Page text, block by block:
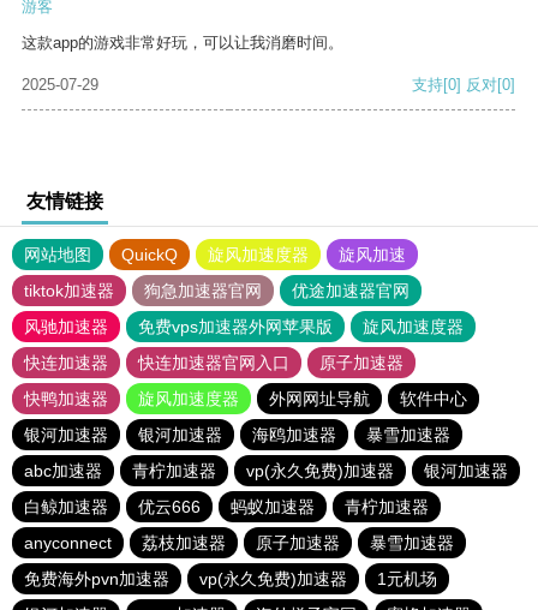
游客
这款app的游戏非常好玩，可以让我消磨时间。
2025-07-29 支持[0] 反对[0]
友情链接
网站地图 QuickQ 旋风加速度器
旋风加速
tiktok加速器
狗急加速器官网
优途加速器官网
风驰加速器
免费vps加速器外网苹果版
旋风加速度器
快连加速器
快连加速器官网入口
原子加速器
快鸭加速器
旋风加速度器 外网网址导航
软件中心
银河加速器
银河加速器 海鸥加速器
暴雪加速器
abc加速器
青柠加速器 vp(永久免费)加速器
银河加速器
白鲸加速器
优云666 蚂蚁加速器
青柠加速器
anyconnect
荔枝加速器 原子加速器
暴雪加速器
免费海外pvn加速器
vp(永久免费)加速器
1元机场